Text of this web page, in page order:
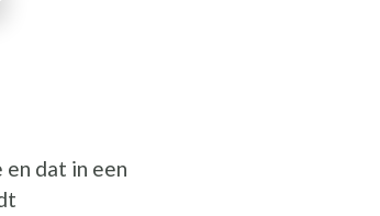
dat in een